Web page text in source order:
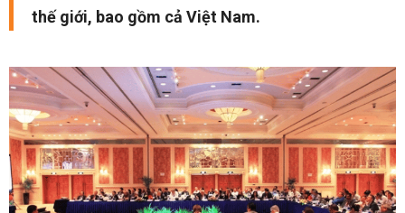
thế giới, bao gồm cả Việt Nam.